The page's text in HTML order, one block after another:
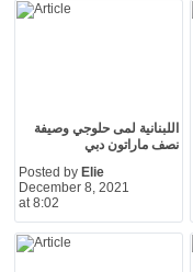
اللبنانية لمى حلوجي وصيفة
نصف ماراتون دبي
Posted by Elie
December 8, 2021
at 8:02